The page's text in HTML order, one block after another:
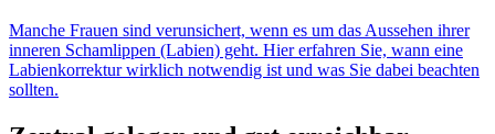
Manche Frauen sind verunsichert, wenn es um das Aussehen ihrer
inneren Schamlippen (Labien) geht. Hier erfahren Sie, wann eine
Labienkorrektur wirklich notwendig ist und was Sie dabei beachten
sollten.